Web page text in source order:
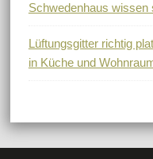
Schwedenhaus wissen
Lüftungsgitter richtig
in Küche und